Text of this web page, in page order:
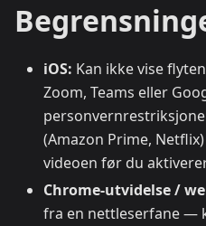
iOS: Kan ikke vise
Zoom, Teams eller
(Amazon Prime,
videoen før du
Chrome-utvidelse /
fra en nettleserfane —